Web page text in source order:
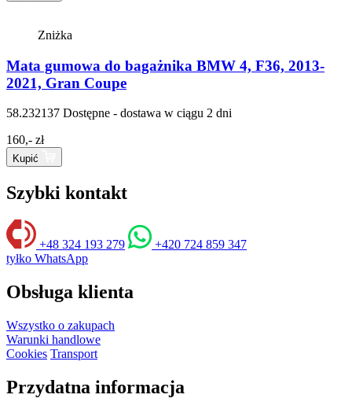
Zniżka
Mata gumowa do bagażnika BMW 4, F36, 2013-
2021, Gran Coupe
58.232137 Dostępne - dostawa w ciągu 2 dni
160,- zł
Kupić
Szybki kontakt
+48 324 193 279
+420 724 859 347
tyłko WhatsApp
Obsługa klienta
Wszystko o zakupach
Warunki handlowe
Cookies Transport
Przydatna informacja